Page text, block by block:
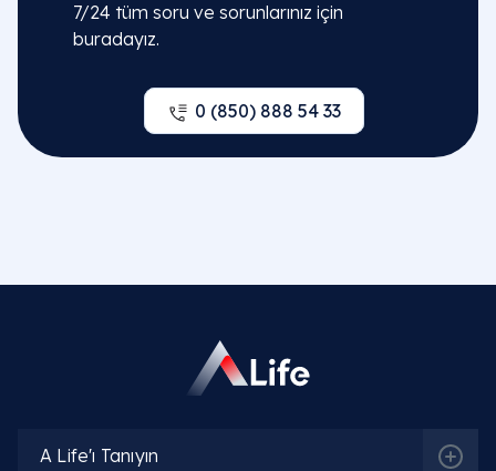
7/24 tüm soru ve sorunlarınız için
buradayız.
0 (850) 888 54 33
A Life'ı Tanıyın